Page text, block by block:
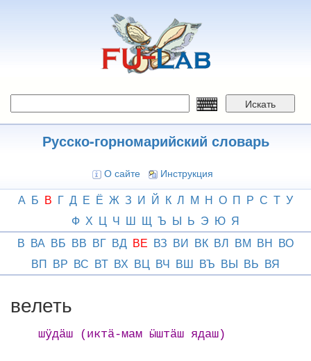
Искать
Русско-горномарийский словарь
О сайте Инструкция
А Б В Г Д Е Ё Ж З И Й К Л М Н О П Р С Т У
Ф Х Ц Ч Ш Щ Ъ Ы Ь Э Ю Я
В ВА ВБ ВВ ВГ ВД ВЕ ВЗ ВИ ВК ВЛ ВМ ВН ВО
ВП ВР ВС ВТ ВХ ВЦ ВЧ ВШ ВЪ ВЫ ВЬ ВЯ
велеть
шӱдӓш (иктӓ-мам ӹштӓш ядаш)